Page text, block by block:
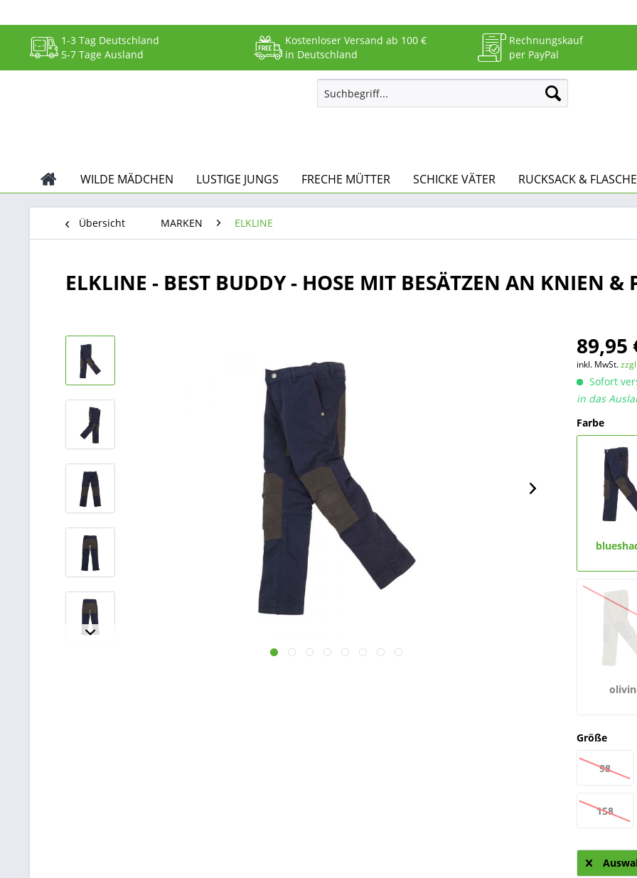
1-3 Tag Deutschland
5-7 Tage Ausland
Kostenloser Versand ab 100 €
in Deutschland
Rechnungskauf
per PayPal
WILDE MÄDCHEN LUSTIGE JUNGS FRECHE MÜTTER SCHICKE VÄTER RUCKSACK & FLASCHE
Übersicht MARKEN ELKLINE
ELKLINE - BEST BUDDY - HOSE MIT BESÄTZEN AN KNIEN &
89,95
inkl. MwSt.
Sofort
in das
Farbe
Größe
98
158